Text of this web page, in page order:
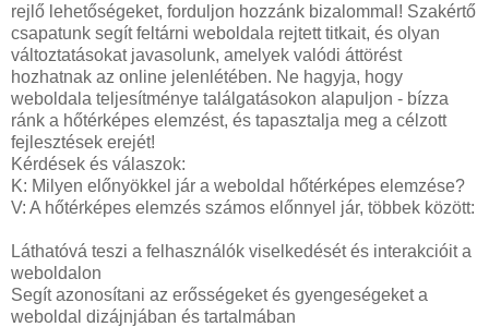
rejlő lehetőségeket, forduljon hozzánk bizalommal! Szakértő
csapatunk segít feltárni weboldala rejtett titkait, és olyan
változtatásokat javasolunk, amelyek valódi áttörést
hozhatnak az online jelenlétében. Ne hagyja, hogy
weboldala teljesítménye találgatásokon alapuljon - bízza
ránk a hőtérképes elemzést, és tapasztalja meg a célzott
fejlesztések erejét!
Kérdések és válaszok:
K: Milyen előnyökkel jár a weboldal hőtérképes elemzése?
V: A hőtérképes elemzés számos előnnyel jár, többek között:
Láthatóvá teszi a felhasználók viselkedését és interakcióit a
weboldalon
Segít azonosítani az erősségeket és gyengeségeket a
weboldal dizájnjában és tartalmában